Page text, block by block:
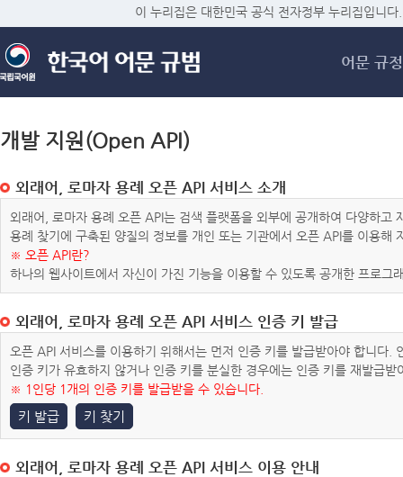
메
이 누리집은 대한민국 공식 전자정부 누리집입니다.
어문 규정
개발 지원(Open API)
외래어, 로마자 용례 오픈 API 서비스 소개
외래어, 로마자 용례 오픈 API는 검색 플랫폼을 외부에 공개하여 다양하
용례 찾기에 구축된 양질의 정보를 개인 또는 기관에서 오픈 API를 이용해
※ 오픈 API란?
하나의 웹사이트에서 자신이 가진 기능을 이용할 수 있도록 공개한 프로그
외래어, 로마자 용례 오픈 API 서비스 인증 키 발급
오픈 API 서비스를 이용하기 위해서는 먼저 인증 키를 발급받아야 합니다
인증 키가 유효하지 않거나 인증 키를 분실한 경우에는 인증 키를 재발급받
※ 1인당 1개의 인증 키를 발급받을 수 있습니다.
키 발급 키 찾기
외래어, 로마자 용례 오픈 API 서비스 이용 안내